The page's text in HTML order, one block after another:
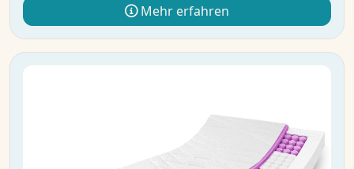
Mehr erfahren